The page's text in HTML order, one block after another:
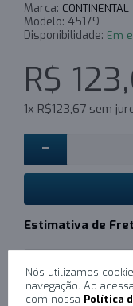
Marca: CONTINENTAL
Modelo: 45179
Disponibilidade: Em
R$
1x R$123,67 sem
-
Estimativa de
Nós utilizamos
navegação. Ao
com nossa Política